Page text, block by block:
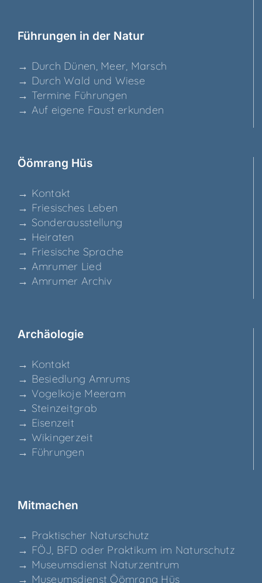
Füh­run­gen in der Natur
→ Durch Dünen, Meer, Marsch
→ Durch Wald und Wiese
→ Ter­mi­ne Führungen
→ Auf eige­ne Faust erkunden
Ööm­rang Hüs
→ Kon­takt
→ Frie­si­sches Leben
→ Son­der­aus­stel­lung
→ Hei­ra­ten
→ Frie­si­sche Sprache
→ Amru­mer Lied
→ Amru­mer Archiv
Archäo­lo­gie
→ Kon­takt
→ Besied­lung Amrums
→ Vogel­ko­je Meeram
→ Stein­zeit­grab
→ Eisen­zeit
→ Wikin­ger­zeit
→ Füh­run­gen
Mit­ma­chen
→ Prak­ti­scher Naturschutz
→ FÖJ, BFD oder Prak­ti­kum im Naturschutz
→ Muse­ums­dienst Naturzentrum
→ Muse­ums­dienst Ööm­rang Hüs